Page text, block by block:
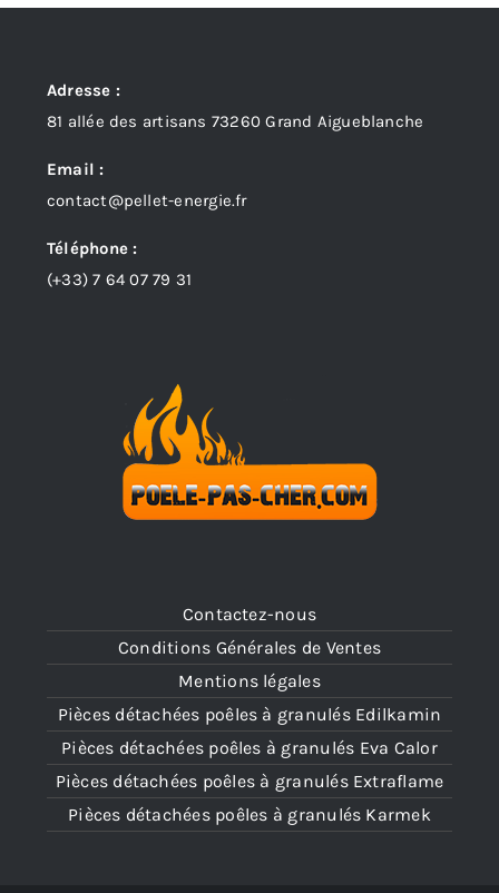
Contactez-nous
Conditions Générales de Ventes
Mentions légales
Pièces détachées poêles à granulés Edilkamin
Pièces détachées poêles à granulés Eva Calor
Pièces détachées poêles à granulés Extraflame
Pièces détachées poêles à granulés Karmek
Adresse :
81 allée des artisans 73260 Grand Aigueblanche
Email :
contact@pellet-energie.fr
Téléphone :
(+33)7 64 07 79 31